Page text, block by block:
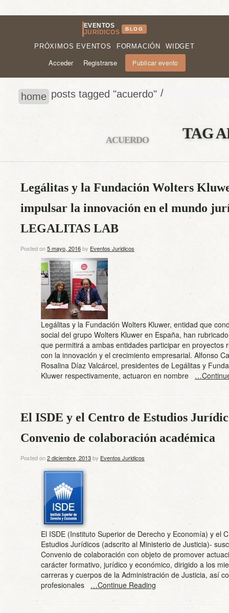
EVENTOS
JURÍDICOS
BLOG
PRÓXIMOS EVENTOS FORMACIÓN WIDGET
Acceder Registrarse Publicar evento
home /
posts tagged "acuerdo"
TAG
ACUERDO
Legálitas y la Fundación Wolters
impulsar la innovación en el mundo
LEGALITAS LAB
Posted on5 mayo, 2016by Eventos Juridicos
Legálitas y la Fundación Wolters Kluwer, entidad que
social del grupo Wolters Kluwer en España, han
que permitirá a ambas entidades participar en proyectos
con la innovación y el crecimiento empresarial. Alfonso
Rosalina Díaz Valcárcel, presidentes de Legálitas y
Kluwer respectivamente, actuaron en nombre
El ISDE y el Centro de Estudios
Convenio de colaboración académica
Posted on2 diciembre, 2013by Eventos Juridicos
El ISDE (Instituto Superior de Derecho y Economía) y el
Estudios Jurídicos (adscrito al Ministerio de Justicia)-
Convenio de colaboración con objeto de promover
carácter formativo, jurídico y económico, dirigido a los
carreras y cuerpos de la Administración de Justicia, así
profesionales …Continue Reading